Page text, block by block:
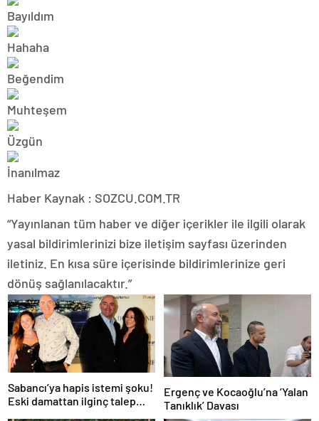
Haber Kaynak : SOZCU.COM.TR
“Yayınlanan tüm haber ve diğer içerikler ile ilgili olarak
yasal bildirimlerinizi bize iletişim sayfası üzerinden
iletiniz. En kısa süre içerisinde bildirimlerinize geri
dönüş sağlanılacaktır.”
Sabancı’ya hapis istemi şoku!
Eski damattan ilginç talep
Ergenç ve Kocaoğlu’na ‘Yalan
Tanıklık’ Davası